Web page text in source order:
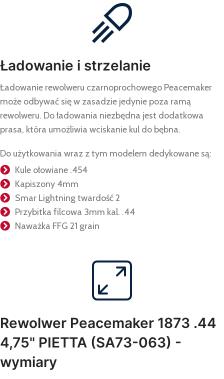
Ładowanie i strzelanie
Ładowanie rewolweru czarnoprochowego Peacemaker
może odbywać się w zasadzie jedynie poza ramą
rewolweru. Do ładowania niezbędna jest dodatkowa
prasa, która umożliwia wciskanie kul do bębna.
Do użytkowania wraz z tym modelem dedykowane są:
Kule ołowiane .454
Kapiszony 4mm
Smar Lightning twardość 2
Przybitka filcowa 3mm kal. .44
Naważka FFG 21 grain
Rewolwer Peacemaker 1873 .44
4,75" PIETTA (SA73-063) -
wymiary